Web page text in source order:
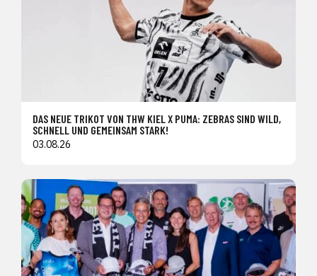
DAS NEUE TRIKOT VON THW KIEL X PUMA: ZEBRAS SIND WILD,
SCHNELL UND GEMEINSAM STARK!
03.08.26